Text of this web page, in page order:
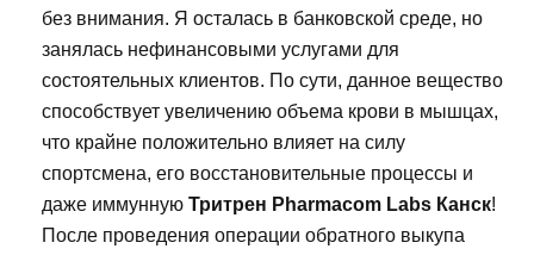
без внимания. Я осталась в банковской среде, но
занялась нефинансовыми услугами для
состоятельных клиентов. По сути, данное вещество
способствует увеличению объема крови в мышцах,
что крайне положительно влияет на силу
спортсмена, его восстановительные процессы и
даже иммунную Тритрен Pharmacom Labs Канск!
После проведения операции обратного выкупа